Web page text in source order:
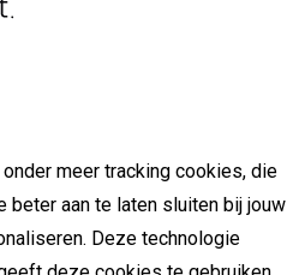
meer tracking cookies, die
aan te laten sluiten bij jouw
Deze technologie